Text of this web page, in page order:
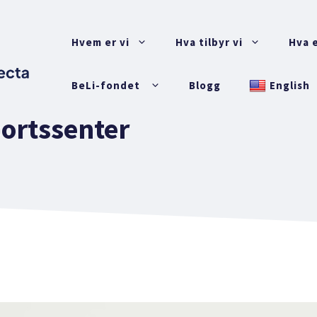
Hvem er vi Hva tilbyr vi Hva
BeLi-fondet Blogg English